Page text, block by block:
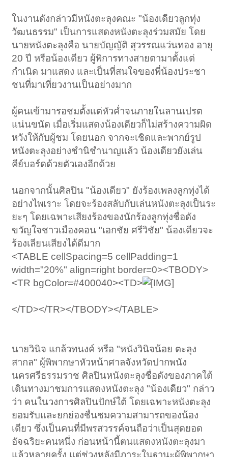
ในงานดังกล่าวมีหนังตะลุงคณะ "น้องเดียวลูกทุ่ง
วัฒนธรรม" เป็นการแสดงหนังตะลุงร่วมสมัย โดย
นายหนังตะลุงคือ นายบัญญัติ สุวรรณแว่นทอง อายุ
20 ปี หรือน้องเดียว ผู้พิการทางสายตามาตั้งแต่
กำเนิด มาแสดง และเป็นที่สนใจของพี่น้องประชา
ชนที่มาเที่ยวงานเป็นอย่างมาก
ผู้คนเข้ามารอชมตั้งแต่หัวค่ำจนภายในลานเปรต
แน่นขนัด เมื่อเริ่มแสดงน้องเดียวก็ไม่สร้างความผิด
หวังให้กับผู้ชม โดยนอก จากจะเชิดและพากย์รูป
หนังตะลุงอย่างชำนิชำนาญแล้ว น้องเดียวยังเล่น
คีย์บอร์ดด้วยตัวเองอีกด้วย
นอกจากนั้นศิลปิน "น้องเดียว" ยังร้องเพลงลูกทุ่งได้
อย่างไพเราะ โดยจะร้องสลับกับเล่นหนังตะลุงเป็นระ
ยะๆ โดยเฉพาะเสียงร้องของนักร้องลูกทุ่งชื่อดัง
ขวัญใจชาวเมืองคอน "เอกชัย ศรีวิชัย" น้องเดียวจะ
ร้องเลียนเสียงได้ดีมาก
<TABLE cellSpacing=5 cellPadding=1
width="20%" align=right border=0><TBODY>
<TR bgColor=#400040><TD>
</TD></TR></TBODY></TABLE>
นายวินิจ แกล้วทนงค์ หรือ "หนังวินิจน้อย ตะลุง
สากล" ผู้พิพากษาหัวหน้าศาลจังหวัดปากพนัง
นครศรีธรรมราช ศิลปินหนังตะลุงชื่อดังของภาคใต้
เดินทางมาชมการแสดงหนังตะลุง "น้องเดียว" กล่าว
ว่า คนในวงการศิลปินปักษ์ใต้ โดยเฉพาะหนังตะลุง
ยอมรับและยกย่องชื่นชมความสามารถของน้อง
เดียว ซึ่งเป็นคนที่มีพรสวรรค์จนถือว่าเป็นสุดยอด
อัจฉริยะคนหนึ่ง ก่อนหน้านี้ตนแสดงหนังตะลุงมา